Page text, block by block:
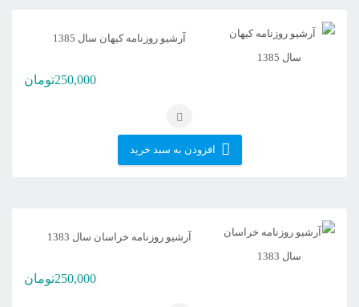
آرشیو روزنامه کیهان سال 1385
250,000تومان
افزودن به سبد خرید
آرشیو روزنامه خراسان سال 1383
250,000تومان